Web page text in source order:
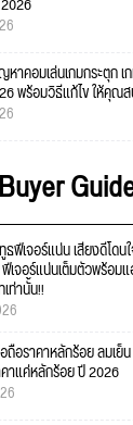
าคอมเล่นเกมกระตุก เ
พร้อมวิธีแก้ไข ให้คุณ
Buyer
ฟีเจอร์แน่น เสียงดีโดน
เจอร์แน่นเต็มตัวพร้อม
ท่านั้น!!
อราคาหลักร้อย ลมเย็
าแค่หลักร้อย ปี 2026